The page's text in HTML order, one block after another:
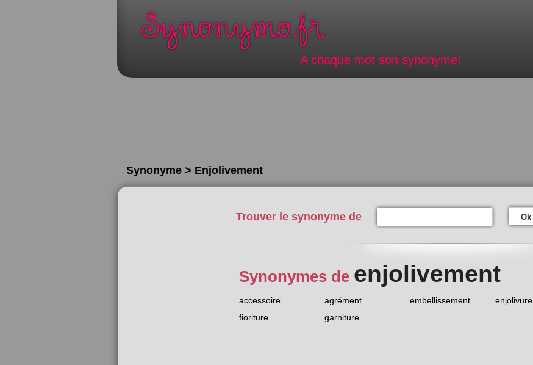
A chaque mot son synonyme!
Synonyme > Enjolivement
Trouver le synonyme de Ok
Synonymes de enjolivement
accessoire agrément embellissement enjolivure
fioriture
garniture